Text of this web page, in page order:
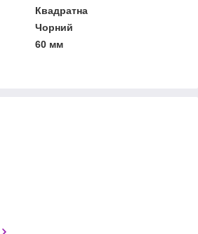
Квадратна
Чорний
60 мм